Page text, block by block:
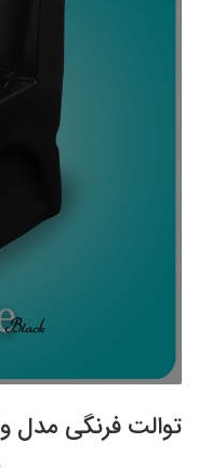
توالت فرنگی